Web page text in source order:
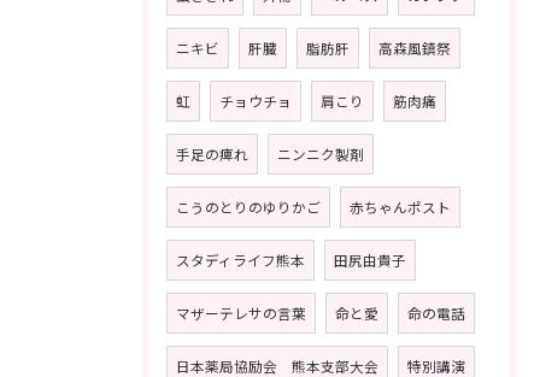
ニキビ 肝臓 脂肪肝 高森風鎮祭
虹 チョウチョ 肩こり 筋肉痛
手足の痺れ ニンニク製剤
こうのとりのゆりかご 赤ちゃんポスト
スタディライフ熊本 田尻由貴子
マザーテレサの言葉 命と愛 命の電話
日本薬局協励会 熊本支部大会 特別講演